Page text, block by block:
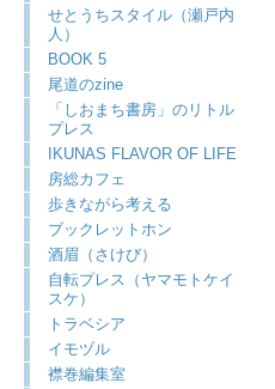
せとうちスタイル（瀬戸内
人）
BOOK 5
尾道のzine
「しおまち書房」のリトル
プレス
IKUNAS FLAVOR OF LIFE
房総カフェ
歩きながら考える
ブックレットホン
酒眉（さけび）
自転プレス（ヤマモトケイ
スケ）
トラベシア
イモヅル
襟巻編集室